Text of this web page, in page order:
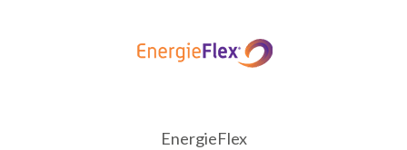
EnergieFlex